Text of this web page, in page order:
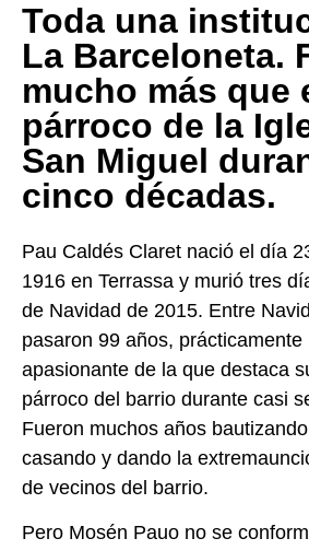
Toda una
La Barceloneta.
mucho más que
párroco de la
San Miguel
cinco décadas.
Pau Caldés Claret nació el día
1916 en Terrassa y murió tres
de Navidad de 2015. Entre
pasaron 99 años,
apasionante de la que destaca
párroco del barrio durante casi
Fueron muchos años
casando y dando la
de vecinos del barrio.
Pero Mosén Pauo no se